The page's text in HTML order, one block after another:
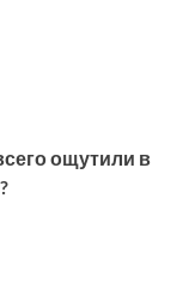
ощутили в